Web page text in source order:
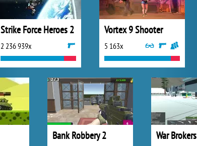
Strike Force Heroes 2
2 236 939x
Vortex 9 Shooter
5 163x
Bank Robbery 2 War Brokers